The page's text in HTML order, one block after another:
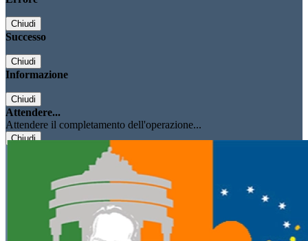
Chiudi
Successo
Chiudi
Informazione
Chiudi
Attendere...
Attendere il completamento dell'operazione...
Chiudi